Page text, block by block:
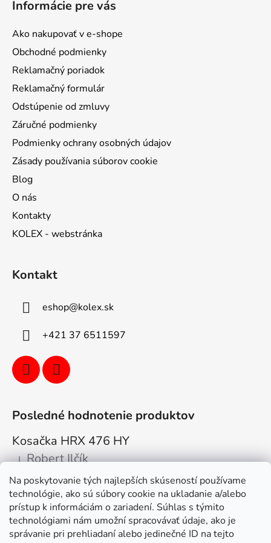
Na poskytovanie tých najlepších skúseností používame
technológie, ako sú súbory cookie na ukladanie a/alebo
prístup k informáciám o zariadení. Súhlas s týmito
technológiami nám umožní spracovávať údaje, ako je
správanie pri prehliadaní alebo jedinečné ID na tejto
Informácie pre vás
Ako nakupovať v e-shope
Obchodné podmienky
Reklamačný poriadok
Reklamačný formulár
Odstúpenie od zmluvy
Záručné podmienky
Podmienky ochrany osobných údajov
Zásady používania súborov cookie
Blog
O nás
Kontakty
KOLEX - webstránka
Kontakt
eshop@kolex.sk
+421 37 6511597
Posledné hodnotenie produktov
Kosačka HRX 476 HY
Hodnotenie produktu je 5 z 5 hviezdičiek.
| Robert Ilčík
Super. Odporúčam
Facebook